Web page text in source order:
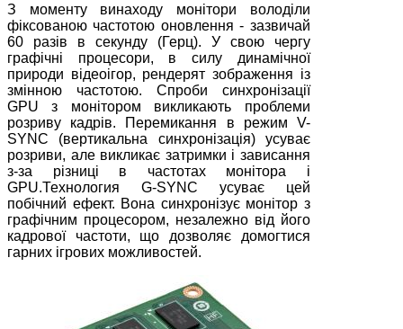
З моменту винаходу монітори володіли
фіксованою частотою оновлення - зазвичай
60 разів в секунду (Герц). У свою чергу
графічні процесори, в силу динамічної
природи відеоігор, рендерят зображення із
змінною частотою. Спроби синхронізації
GPU з монітором викликають проблеми
розриву кадрів. Перемикання в режим V-
SYNC (вертикальна синхронізація) усуває
розриви, але викликає затримки і зависання
з-за різниці в частотах монітора і
GPU.Технология G-SYNC усуває цей
побічний ефект. Вона синхронізує монітор з
графічним процесором, незалежно від його
кадрової частоти, що дозволяє домогтися
гарних ігрових можливостей.